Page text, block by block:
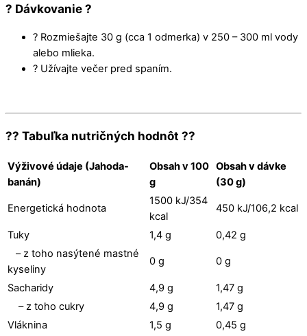
? Dávkovanie ?
? Rozmiešajte 30 g (cca 1 odmerka) v 250 – 300 ml vody
alebo mlieka.
? Užívajte večer pred spaním.
?? Tabuľka nutričných hodnôt ??
Výživové údaje (Jahoda-
banán)
Obsah v 100
g
Obsah v dávke
(30 g)
Energetická hodnota
1500 kJ/354
kcal
450 kJ/106,2 kcal
Tuky 1,4 g
0,42 g
– z toho nasýtené mastné
kyseliny
0 g 0 g
Sacharidy 4,9 g
1,47 g
– z toho cukry
4,9 g
1,47 g
Vláknina
1,5 g
0,45 g